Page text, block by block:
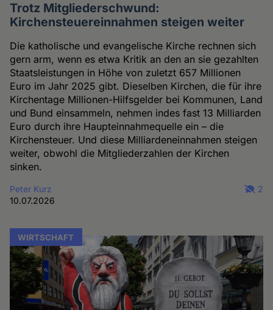
Trotz Mitgliederschwund:
Kirchensteuereinnahmen steigen weiter
Die katholische und evangelische Kirche rechnen sich
gern arm, wenn es etwa Kritik an den an sie gezahlten
Staatsleistungen in Höhe von zuletzt 657 Millionen
Euro im Jahr 2025 gibt. Dieselben Kirchen, die für ihre
Kirchentage Millionen-Hilfsgelder bei Kommunen, Land
und Bund einsammeln, nehmen indes fast 13 Milliarden
Euro durch ihre Haupteinnahmequelle ein – die
Kirchensteuer. Und diese Milliardeneinnahmen steigen
weiter, obwohl die Mitgliederzahlen der Kirchen
sinken.
Peter Kurz
10.07.2026
2
WIRTSCHAFT